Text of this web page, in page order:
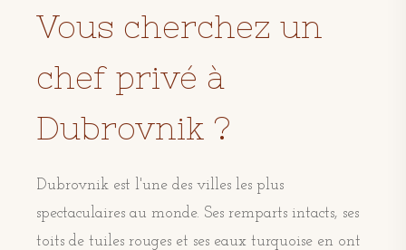
Vous cherchez un
chef privé à
Dubrovnik ?
Dubrovnik est l'une des villes les plus
spectaculaires au monde. Ses remparts intacts, ses
toits de tuiles rouges et ses eaux turquoise en ont